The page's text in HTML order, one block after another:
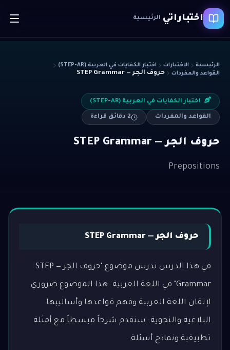
اختباراتي الرئيسية
الرئيسية الاختبارات
اختبار الكفايات في العربية (STEP-AR)
القواعد والمفردات
حروف الجر — STEP Grammar
اختبار الكفايات في العربية (STEP-AR)
القواعد والمفردات 2 دقائق قراءة
حروف الجر — STEP Grammar
Prepositions
حروف الجر — STEP Grammar
في هذا الدرس ندرس موضوع "حروف الجر — STEP
Grammar" في اللغة العربية. هذا الموضوع ضروري
لإتقان اللغة العربية وفهم قواعدها وأساليبها
البلاغية والنحوية. سنقدم شرحاً مبسطاً مع أمثلة
تطبيقية ونماذج أسئلة.